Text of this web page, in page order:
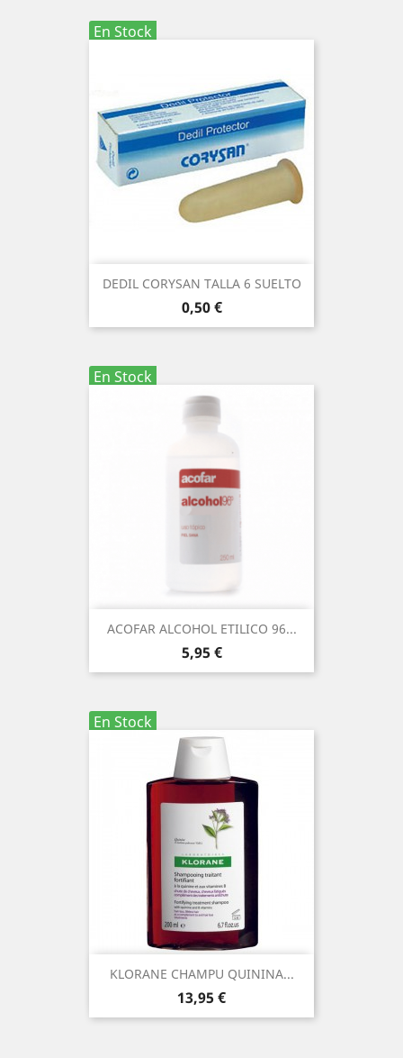
En Stock
DEDIL CORYSAN TALLA 6 SUELTO
Precio
0,50 €
En Stock
ACOFAR ALCOHOL ETILICO 96...
Precio
5,95 €
En Stock
KLORANE CHAMPU QUININA...
Precio
13,95 €